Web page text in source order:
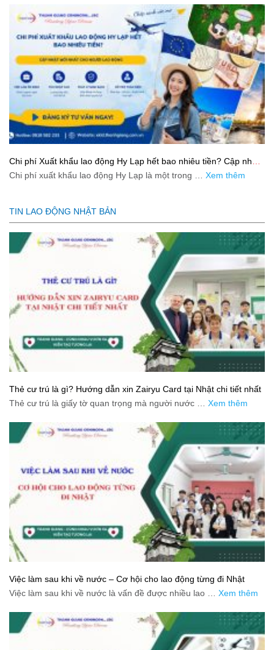
Chi phí Xuất khẩu lao động Hy Lạp hết bao nhiêu tiền? Cập nhật
mới nhất 2026
Chi phí xuất khẩu lao động Hy Lạp là một trong … Xem thêm
TIN LAO ĐỘNG NHẬT BẢN
Thẻ cư trú là gì? Hướng dẫn xin Zairyu Card tại Nhật chi tiết nhất
Thẻ cư trú là giấy tờ quan trọng mà người nước … Xem thêm
Việc làm sau khi về nước – Cơ hội cho lao động từng đi Nhật
Việc làm sau khi về nước là vấn đề được nhiều lao … Xem thêm